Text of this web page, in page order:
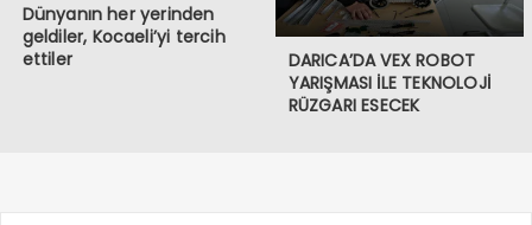
Dünyanın her yerinden
geldiler, Kocaeli’yi tercih
ettiler
DARICA’DA VEX ROBOT
YARIŞMASI İLE TEKNOLOJİ
RÜZGARI ESECEK